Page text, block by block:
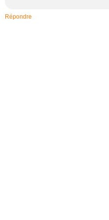
Répondre